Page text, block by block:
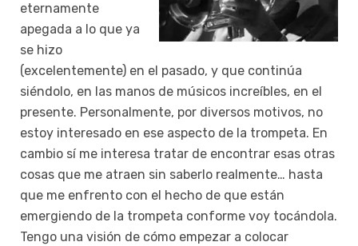
eternamente
apegada a lo que ya
se hizo
(excelentemente) en el pasado, y que continúa
siéndolo, en las manos de músicos increíbles, en el
presente. Personalmente, por diversos motivos, no
estoy interesado en ese aspecto de la trompeta. En
cambio sí me interesa tratar de encontrar esas otras
cosas que me atraen sin saberlo realmente… hasta
que me enfrento con el hecho de que están
emergiendo de la trompeta conforme voy tocándola.
Tengo una visión de cómo empezar a colocar